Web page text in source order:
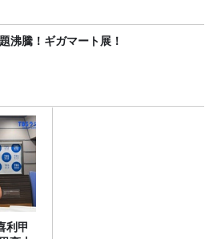
沸騰！ギガマート展！
利甲